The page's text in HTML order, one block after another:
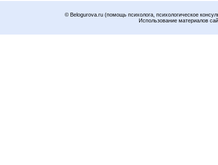
© Belogurova.ru (помощь психолога, психологическое
Использование материалов